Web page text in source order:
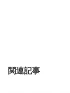
関連記事